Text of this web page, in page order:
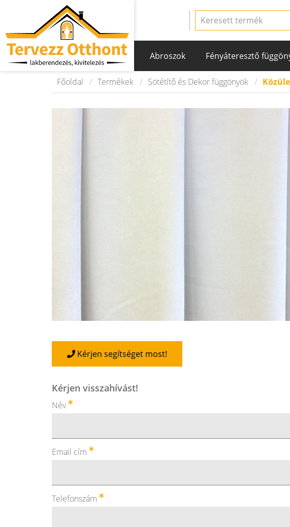
Abroszok Fényáteresztő
Főoldal Termékek Sötétítő és Dekor függönyök
Kérjen segítséget most!
Kérjen visszahívást!
Név
Email cím
Telefonszám